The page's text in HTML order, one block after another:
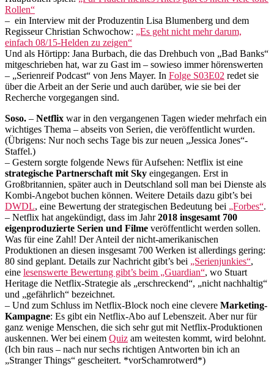
Rollen“
– ein Interview mit der Produzentin Lisa Blumenberg und dem
Regisseur Christian Schwochow: „Es geht nicht mehr darum,
einfach 08/15-Helden zu zeigen“
Und als Hörtipp: Jana Burbach, die das Drehbuch von „Bad Banks“
mitgeschrieben hat, war zu Gast im – sowieso immer hörenswerten
– „Serienreif Podcast“ von Jens Mayer. In Folge S03E02 redet sie
über die Arbeit an der Serie und auch darüber, wie sie bei der
Recherche vorgegangen sind.
Soso. – Netflix war in den vergangenen Tagen wieder mehrfach ein
wichtiges Thema – abseits von Serien, die veröffentlicht wurden.
(Übrigens: Nur noch sechs Tage bis zur neuen „Jessica Jones“-
Staffel.)
– Gestern sorgte folgende News für Aufsehen: Netflix ist eine
strategische Partnerschaft mit Sky eingegangen. Erst in
Großbritannien, später auch in Deutschland soll man bei Dienste als
Kombi-Angebot buchen können. Weitere Details dazu gibt’s bei
DWDL, eine Bewertung der strategischen Bedeutung bei „Forbes“.
– Netflix hat angekündigt, dass im Jahr2018 insgesamt 700
eigenproduzierte Serien und Filme veröffentlicht werden sollen.
Was für eine Zahl! Der Anteil der nicht-amerikanischen
Produktionen an diesen insgesamt 700 Werken ist allerdings gering:
80 sind geplant. Details zur Nachricht gibt’s bei „Serienjunkies“,
eine lesenswerte Bewertung gibt’s beim „Guardian“, wo Stuart
Heritage die Netflix-Strategie als „erschreckend“, „nicht nachhaltig“
und „gefährlich“ bezeichnet.
– Und zum Schluss im Netflix-Block noch eine clevere Marketing-
Kampagne: Es gibt ein Netflix-Abo auf Lebenszeit. Aber nur für
ganz wenige Menschen, die sich sehr gut mit Netflix-Produktionen
auskennen. Wer bei einem Quiz am weitesten kommt, wird belohnt.
(Ich bin raus – nach nur sechs richtigen Antworten bin ich an
„Stranger Things“ gescheitert. *vorSchamrotwerd*)